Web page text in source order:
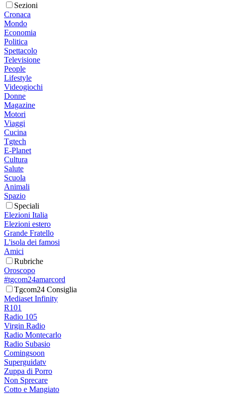
Sezioni
Cronaca
Mondo
Economia
Politica
Spettacolo
Televisione
People
Lifestyle
Videogiochi
Donne
Magazine
Motori
Viaggi
Cucina
Tgtech
E-Planet
Cultura
Salute
Scuola
Animali
Spazio
Speciali
Elezioni Italia
Elezioni estero
Grande Fratello
L'isola dei famosi
Amici
Rubriche
Oroscopo
#tgcom24amarcord
Tgcom24 Consiglia
Mediaset Infinity
R101
Radio 105
Virgin Radio
Radio Montecarlo
Radio Subasio
Comingsoon
Superguidatv
Zuppa di Porro
Non Sprecare
Cotto e Mangiato